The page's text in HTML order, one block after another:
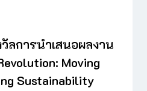
ลการนำเสนอผลงาน
Moving
Sustainability